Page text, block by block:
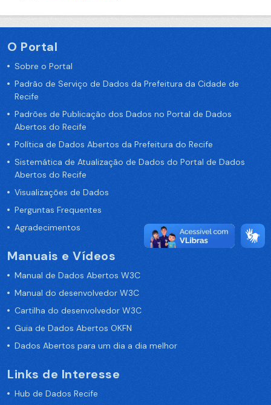
O Portal
Sobre o Portal
Padrão de Serviço de Dados da Prefeitura da Cidade de
Recife
Padrões de Publicação dos Dados no Portal de Dados
Abertos do Recife
Política de Dados Abertos da Prefeitura do Recife
Sistemática de Atualização de Dados do Portal de Dados
Abertos do Recife
Visualizações de Dados
Perguntas Frequentes
Agradecimentos
Manuais e Vídeos
Manual de Dados Abertos W3C
Manual do desenvolvedor W3C
Cartilha do desenvolvedor W3C
Guia de Dados Abertos OKFN
Dados Abertos para um dia a dia melhor
Links de Interesse
Hub de Dados Recife